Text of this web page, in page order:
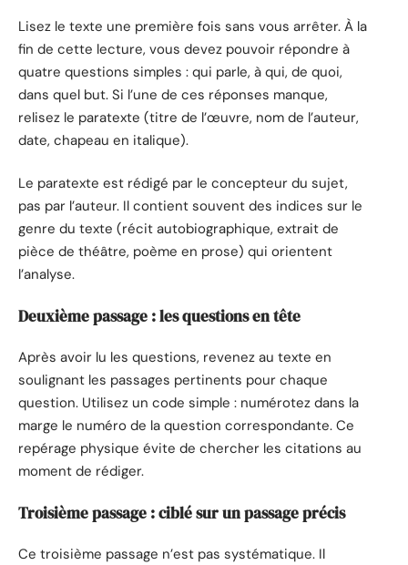
Lisez le texte une première fois sans vous arrêter. À la
fin de cette lecture, vous devez pouvoir répondre à
quatre questions simples : qui parle, à qui, de quoi,
dans quel but. Si l’une de ces réponses manque,
relisez le paratexte (titre de l’œuvre, nom de l’auteur,
date, chapeau en italique).
Le paratexte est rédigé par le concepteur du sujet,
pas par l’auteur. Il contient souvent des indices sur le
genre du texte (récit autobiographique, extrait de
pièce de théâtre, poème en prose) qui orientent
l’analyse.
Deuxième passage : les questions en tête
Après avoir lu les questions, revenez au texte en
soulignant les passages pertinents pour chaque
question. Utilisez un code simple : numérotez dans la
marge le numéro de la question correspondante. Ce
repérage physique évite de chercher les citations au
moment de rédiger.
Troisième passage : ciblé sur un passage précis
Ce troisième passage n’est pas systématique. Il